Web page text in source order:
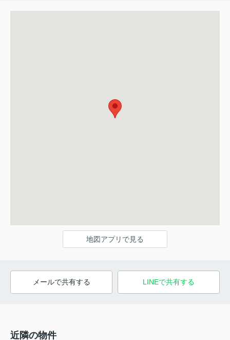
地図アプリで見る
メールで共有する LINEで共有する
近隣の物件